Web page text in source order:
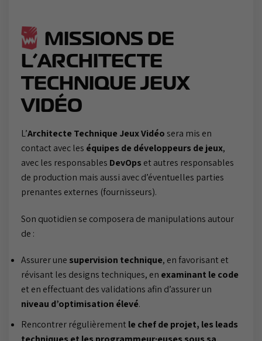
MISSIONS DE
L’ARCHITECTE
TECHNIQUE JEUX
VIDÉO
L’Architecte Technique Jeux Vidéosera mis en
contact avec les équipes de développeurs de jeux,
avec les responsables DevOps et autres responsables
de production mais aussi avec d’éventuelles parties
prenantes externes (fournisseurs).
Son quotidien se composera de manipulations autour
de :
Assurer une supervision technique, en favorisant et
révisant les designs techniques, en examinant le code
et en effectuant des validations afin d’assurer un
niveau d’optimisation élevé.
Rencontrer régulièrementle chef de projet, les leads